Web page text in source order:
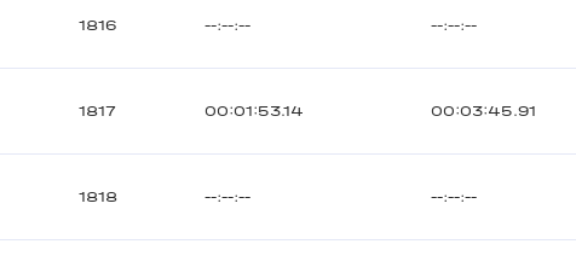
1816 --:--:-- --:--:--
1817 00:01:53.14 00:03:45.91
1818 --:--:-- --:--:--